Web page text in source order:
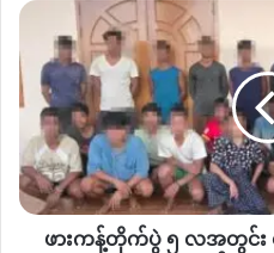
သတိထားကြပါ” လို့ပြောပါတယ်။
ဒါ့အပြင်KIO ပါတီဝင်များအန
အဆက်ဆက် ဆင်းတက်လာကြပြီ
လာကြတဲ့ ဌာနေတိုင်းရင်းသ
ချစ်ခြင်းမေတ္တာပြကာ စည်း
ဗိုလ်ချုပ်ကြီးရဲ့မိန့်ခွန်းမှာပြောဆို
ဖား
တိုက်ပွဲ
၅
လ
အတွင်း
စစ်တပ်
နဲ့
SNA
တပ်သား
ဖားကန့်တိုက်ပွဲ ၅ လအတွင်း